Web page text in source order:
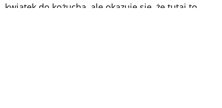
kwiatek do kożucha, ale okazuje się, że tutaj to